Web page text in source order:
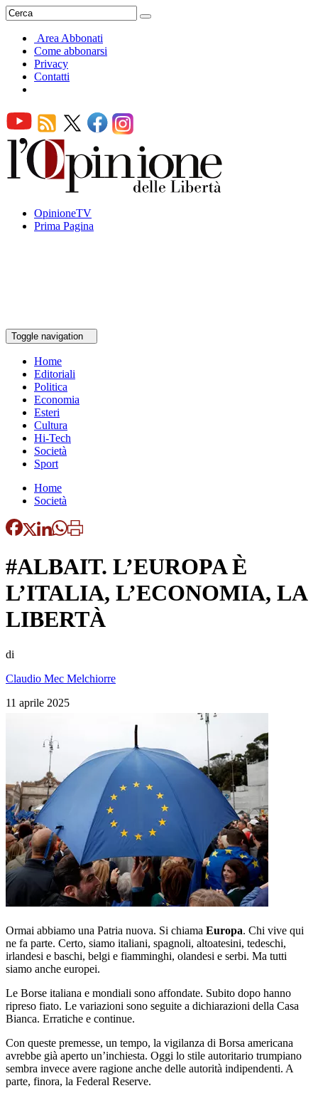
Area Abbonati
Come abbonarsi
Privacy
Contatti
OpinioneTV
Prima Pagina
Toggle navigation
Home
Editoriali
Politica
Economia
Esteri
Cultura
Hi-Tech
Società
Sport
Home
Società
#ALBAIT. L’EUROPA È
L’ITALIA, L’ECONOMIA, LA
LIBERTÀ
di
Claudio Mec Melchiorre
11 aprile 2025
Ormai abbiamo una Patria nuova. Si chiama Europa. Chi vive qui
ne fa parte. Certo, siamo italiani, spagnoli, altoatesini, tedeschi,
irlandesi e baschi, belgi e fiamminghi, olandesi e serbi. Ma tutti
siamo anche europei.
Le Borse italiana e mondiali sono affondate. Subito dopo hanno
ripreso fiato. Le variazioni sono seguite a dichiarazioni della Casa
Bianca. Erratiche e continue.
Con queste premesse, un tempo, la vigilanza di Borsa americana
avrebbe già aperto un’inchiesta. Oggi lo stile autoritario trumpiano
sembra invece avere ragione anche delle autorità indipendenti. A
parte, finora, la Federal Reserve.